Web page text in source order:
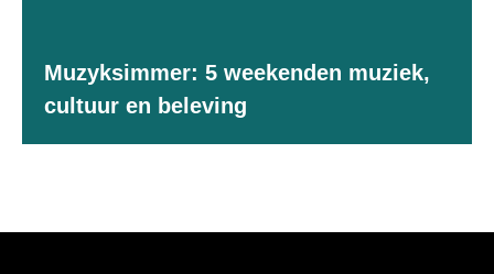
Muzyksimmer: 5 weekenden muziek,
cultuur en beleving